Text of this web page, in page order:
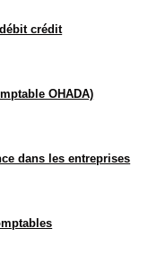
crédit
OHADA)
dans les entreprises